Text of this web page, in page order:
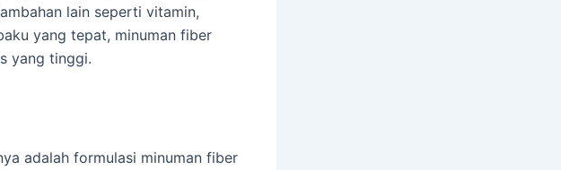
lain seperti vitamin,
yang tepat, minuman fiber
yang tinggi.
adalah formulasi minuman fiber